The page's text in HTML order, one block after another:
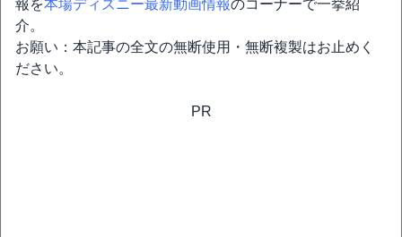
報を本場ディズニー最新動画情報のコーナーで一挙紹
介。
お願い：本記事の全文の無断使用・無断複製はお止めく
ださい。
PR